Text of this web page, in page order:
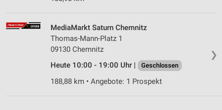
❯
MediaMarkt Saturn Chemnitz
Thomas-Mann-Platz 1
09130 Chemnitz
Heute 10:00 - 19:00 Uhr |
Geschlossen
188,88 km • Angebote: 1 Prospekt
Messung der Werbeleistung
Messung der Performance von Inhalten
Analyse von Zielgruppen durch Statistiken oder
Kombinationen von Daten aus verschiedenen